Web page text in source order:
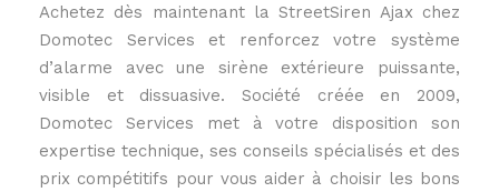
Achetez dès maintenant la StreetSiren Ajax chez
Domotec Services et renforcez votre système
d’alarme avec une sirène extérieure puissante,
visible et dissuasive. Société créée en 2009,
Domotec Services met à votre disposition son
expertise technique, ses conseils spécialisés et des
prix compétitifs pour vous aider à choisir les bons